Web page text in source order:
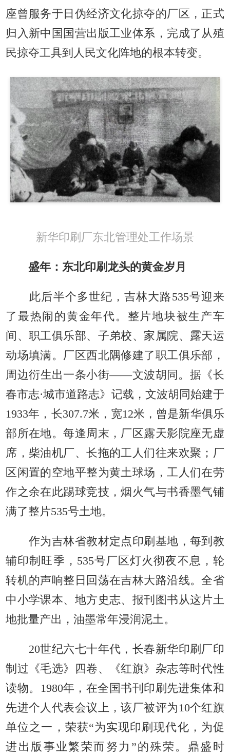
座曾服务于日伪经济文化掠夺的厂区，正式
归入新中国国营出版工业体系，完成了从殖
民掠夺工具到人民文化阵地的根本转变。
新华印刷厂东北管理处工作场景
盛年：东北印刷龙头的黄金岁月
此后半个多世纪，吉林大路535号迎来
了最热闹的黄金年代。整片地块被生产车
间、职工俱乐部、子弟校、家属院、露天运
动场填满。厂区西北隅修建了职工俱乐部，
周边衍生出一条小街——文波胡同。据《长
春市志·城市道路志》记载，文波胡同始建于
1933年，长307.7米，宽12米，曾是新华俱乐
部所在地。每逢周末，厂区露天影院座无虚
席，柴油机厂、长拖的工人们往来欢聚；厂
区闲置的空地平整为黄土球场，工人们在劳
作之余在此踢球竞技，烟火气与书香墨气铺
满了整片535号土地。
作为吉林省教材定点印刷基地，每到教
辅印制旺季，535号厂区灯火彻夜不息，轮
转机的声响整日回荡在吉林大路沿线。全省
中小学课本、地方史志、报刊图书从这片土
地批量产出，油墨常年浸润泥土。
20世纪六七十年代，长春新华印刷厂印
制过《毛选》四卷、《红旗》杂志等时代性
读物。1980年，在全国书刊印刷先进集体和
先进个人代表会议上，该厂被评为10个红旗
单位之一，荣获“为实现印刷现代化，为促
进出版事业繁荣而努力”的殊荣。鼎盛时